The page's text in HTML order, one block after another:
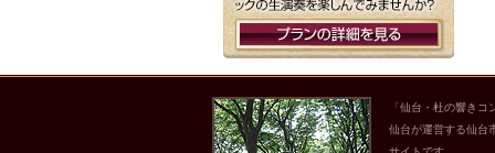
「仙台・杜の響き
仙台が運営する仙台